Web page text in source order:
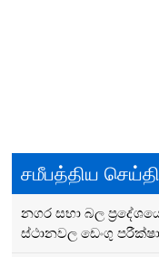
சமீபத்திய செய்தி
නගර සභා බල
ස්ථානවල ඩෙංගු